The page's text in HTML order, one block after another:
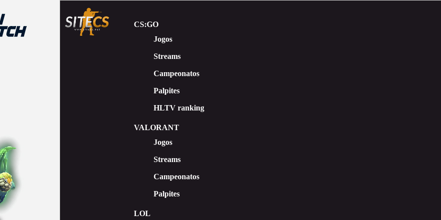
CS:GO
Jogos
Streams
Сampeonatos
Palpites
HLTV ranking
VALORANT
Jogos
Streams
Campeonatos
Palpites
LOL